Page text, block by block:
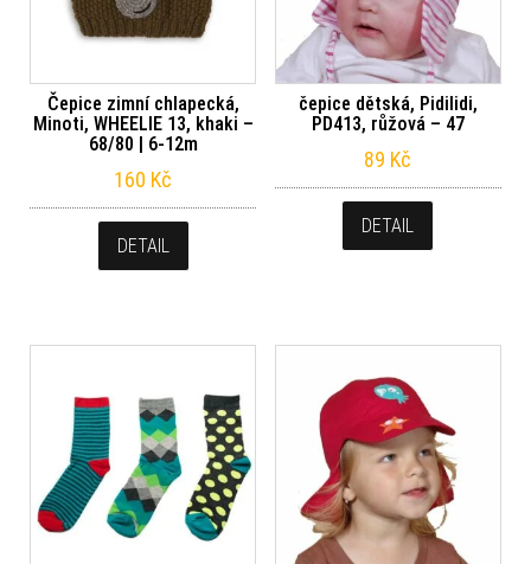
Čepice zimní chlapecká,
Minoti, WHEELIE 13, khaki –
68/80 | 6-12m
160 Kč
DETAIL
čepice dětská, Pidilidi,
PD413, růžová – 47
89 Kč
DETAIL